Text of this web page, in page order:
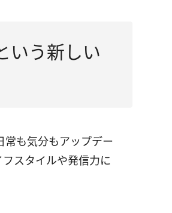
いう新しい
常も気分もアップデー
スタイルや発信力に